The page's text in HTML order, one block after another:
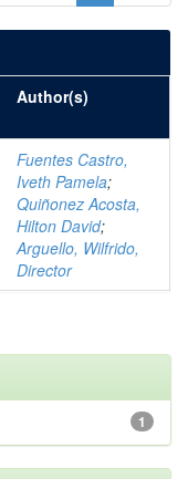
Author(s)
Fuentes Castro,
Iveth Pamela;
Quiñonez Acosta,
Hilton David;
Arguello, Wilfrido,
Director
1